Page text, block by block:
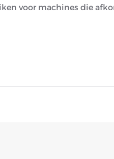
voor machines die